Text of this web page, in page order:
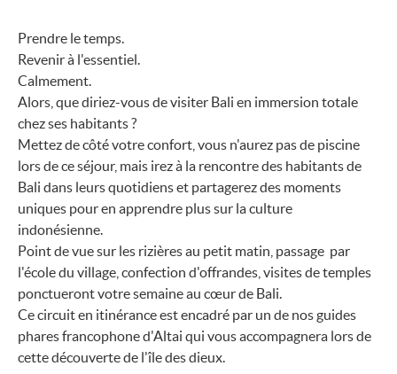
Prendre le temps.
Revenir à l'essentiel.
Calmement.
Alors, que diriez-vous de visiter Bali en immersion totale
chez ses habitants ?
Mettez de côté votre confort, vous n'aurez pas de piscine
lors de ce séjour, mais irez à la rencontre des habitants de
Bali dans leurs quotidiens et partagerez des moments
uniques pour en apprendre plus sur la culture
indonésienne.
Point de vue sur les rizières au petit matin, passage par
l'école du village, confection d'offrandes, visites de temples
ponctueront votre semaine au cœur de Bali.
Ce circuit en itinérance est encadré par un de nos guides
phares francophone d'Altai qui vous accompagnera lors de
cette découverte de l'île des dieux.